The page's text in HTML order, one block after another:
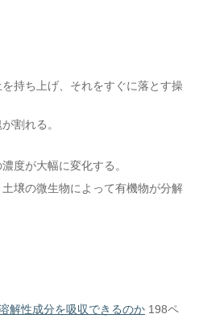
持ち上げ、それをすぐに落とす操
割れる。
度が大幅に変化する。
壌の微生物によって有機物が分解
解性成分を吸収できるのか 198ペ